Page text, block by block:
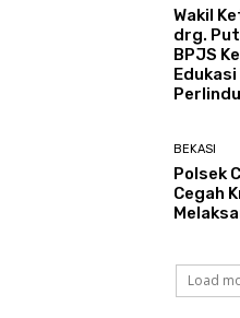
Wakil
drg.
BPJS
BEKASI
Polsek
Cegah
Load